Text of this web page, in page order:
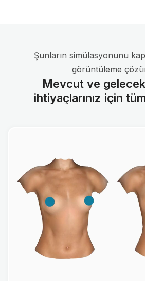
Şunların simülasyonunu
görüntüleme
Mevcut ve
ihtiyaçlarınız için